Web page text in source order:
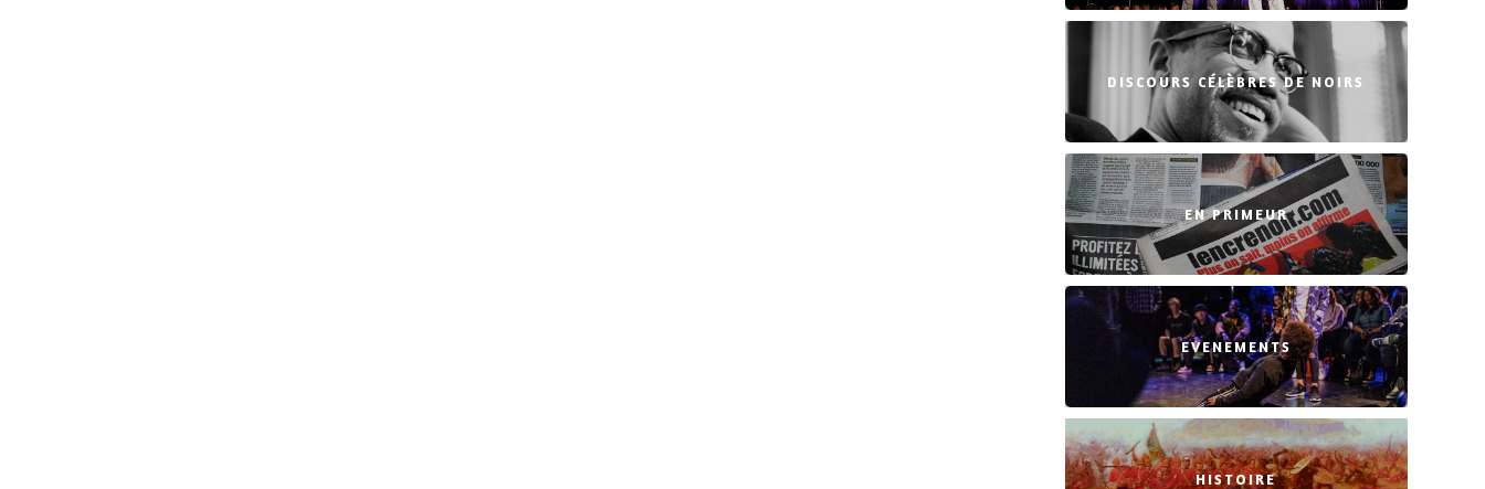
DISCOURS CÉLÈBRES DE NOIRS
EN PRIMEUR
EVENEMENTS
HISTOIRE